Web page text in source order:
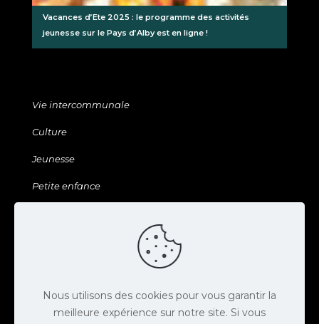
Vacances d’Ete 2025 : le programme des activités
jeunesse sur le Pays d’Alby est en ligne !
Vie intercommunale
Culture
Jeunesse
Petite enfance
Actus
Nous utilisons des cookies pour vous garantir la
meilleure expérience sur notre site. Si vous